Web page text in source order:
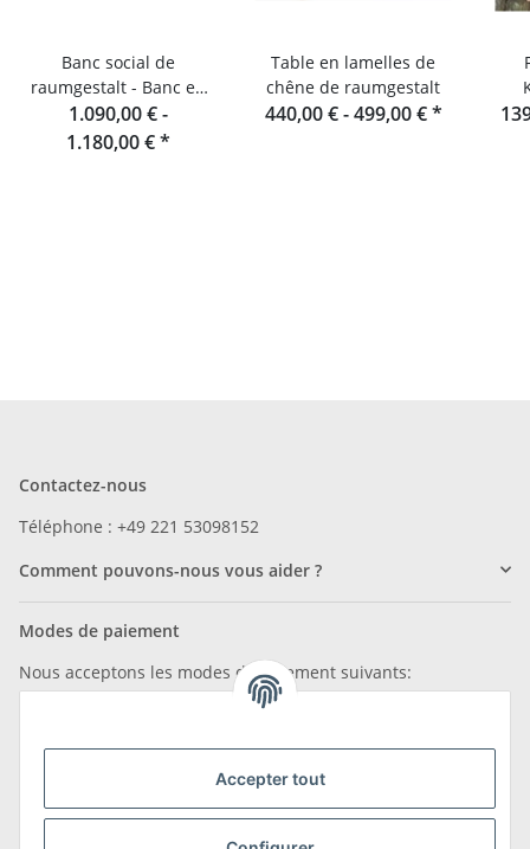
Accepter tout
Banc social de
raumgestalt - Banc en
lamelles de chêne 180
cm
1.090,00 € -
1.180,00 €*
Table en lamelles de
chêne de raumgestalt
440,00 € -499,00 €*
Contactez-nous
Téléphone : +49 221 53098152
Comment pouvons-nous vous aider ?
Modes de paiement
Nous acceptons les modes de paiement suivants: